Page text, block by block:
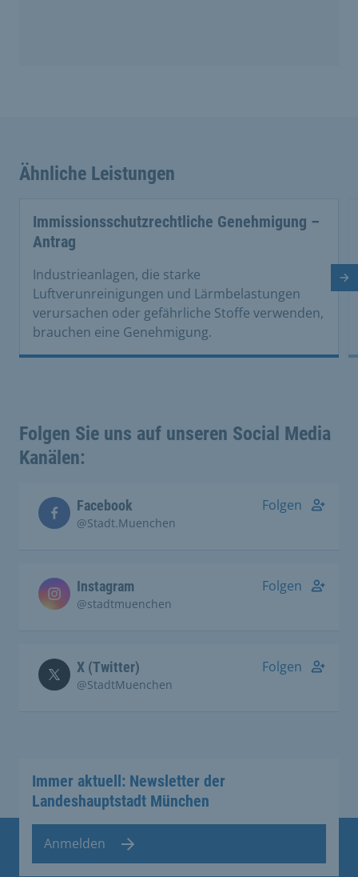
Ähnliche Leistungen
Immissionsschutzrechtliche Genehmigung –
Antrag
Industrieanlagen, die starke
Luftverunreinigungen und Lärmbelastungen
verursachen oder gefährliche Stoffe verwenden,
brauchen eine Genehmigung.
Folgen Sie uns auf unseren Social Media
Kanälen:
Facebook
@Stadt.Muenchen
Folgen
Instagram
@stadtmuenchen
Folgen
X (Twitter)
@StadtMuenchen
Folgen
Immer aktuell: Newsletter der
Landeshauptstadt München
Anmelden